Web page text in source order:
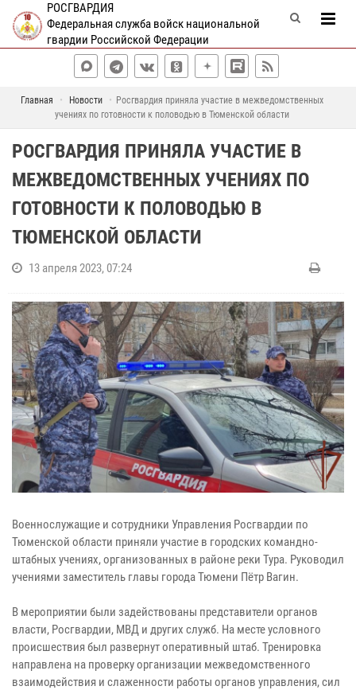
РОСГВАРДИЯ
Федеральная служба войск национальной
гвардии Российской Федерации
Главная Новости
Росгвардия приняла участие в межведомственных
учениях по готовности к половодью в Тюменской области
РОСГВАРДИЯ ПРИНЯЛА УЧАСТИЕ В
МЕЖВЕДОМСТВЕННЫХ УЧЕНИЯХ ПО
ГОТОВНОСТИ К ПОЛОВОДЬЮ В
ТЮМЕНСКОЙ ОБЛАСТИ
13 апреля 2023, 07:24
Военнослужащие и сотрудники Управления Росгвардии по
Тюменской области приняли участие в городских командно-
штабных учениях, организованных в районе реки Тура. Руководил
учениями заместитель главы города Тюмени Пётр Вагин.
В мероприятии были задействованы представители органов
власти, Росгвардии, МВД и других служб. На месте условного
происшествия был развернут оперативный штаб. Тренировка
направлена на проверку организации межведомственного
взаимодействия и слаженности работы органов управления, сил